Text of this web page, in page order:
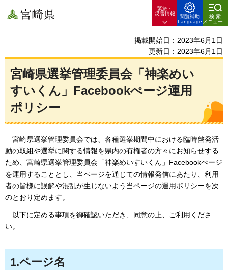
宮崎県
緊急・
災害情報
閲覧補助
Language
検索
メニュー
掲載開始日：2023年6月1日
更新日：2023年6月1日
宮崎県選挙管理委員会「神楽めい
すいくん」Facebookぺージ運用
ポリシー
宮崎県選挙管理委員会では、各種選挙期間中における臨時啓発活
動の取組や選挙に関する情報を県内の有権者の方々にお知らせする
ため、宮崎県選挙管理委員会「神楽めいすいくん」Facebookぺージ
を運用することとし、当ページを通じての情報発信にあたり、利用
者の皆様に誤解や混乱が生じないよう当ページの運用ポリシーを次
のとおり定めます。
以下に定める事項を御確認いただき、同意の上、ご利用くださ
い。
1.ページ名